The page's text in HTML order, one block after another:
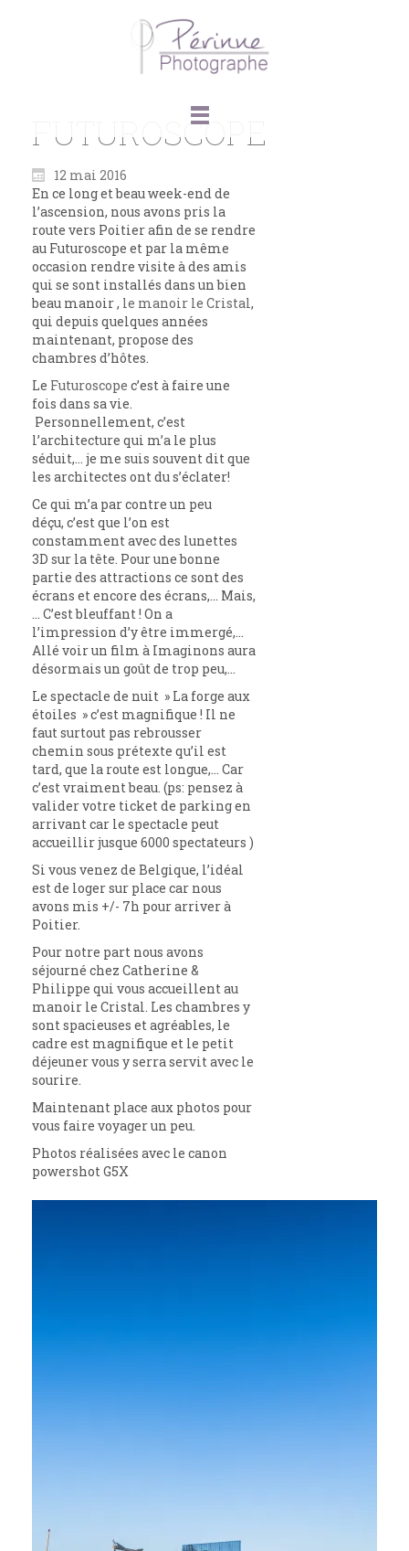
FUTUROSCOPE
12 mai 2016
En ce long et beau week-end de
l’ascension, nous avons pris la
route vers Poitier afin de se rendre
au Futuroscope et par la même
occasion rendre visite à des amis
qui se sont installés dans un bien
beau manoir , le manoir le Cristal,
qui depuis quelques années
maintenant, propose des
chambres d’hôtes.
Le Futuroscope c’est à faire une
fois dans sa vie.
Personnellement, c’est
l’architecture qui m’a le plus
séduit,… je me suis souvent dit que
les architectes ont du s’éclater!
Ce qui m’a par contre un peu
déçu, c’est que l’on est
constamment avec des lunettes
3D sur la tête. Pour une bonne
partie des attractions ce sont des
écrans et encore des écrans,… Mais,
… C’est bleuffant ! On a
l’impression d’y être immergé,…
Allé voir un film à Imaginons aura
désormais un goût de trop peu,…
Le spectacle de nuit » La forge aux
étoiles » c’est magnifique ! Il ne
faut surtout pas rebrousser
chemin sous prétexte qu’il est
tard, que la route est longue,… Car
c’est vraiment beau. (ps: pensez à
valider votre ticket de parking en
arrivant car le spectacle peut
accueillir jusque 6000 spectateurs )
Si vous venez de Belgique, l’idéal
est de loger sur place car nous
avons mis +/- 7h pour arriver à
Poitier.
Pour notre part nous avons
séjourné chez Catherine &
Philippe qui vous accueillent au
manoir le Cristal. Les chambres y
sont spacieuses et agréables, le
cadre est magnifique et le petit
déjeuner vous y serra servit avec le
sourire.
Maintenant place aux photos pour
vous faire voyager un peu.
Photos réalisées avec le canon
powershot G5X